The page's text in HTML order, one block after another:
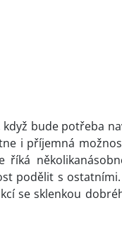
bude potřeba
i příjemná
říká
podělit s
se sklenkou